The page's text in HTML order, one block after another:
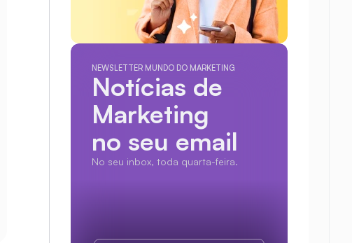
NEWSLETTER MUNDO DO MARKETING
Notícias de
Marketing
no seu email
No seu inbox, toda quarta-feira.